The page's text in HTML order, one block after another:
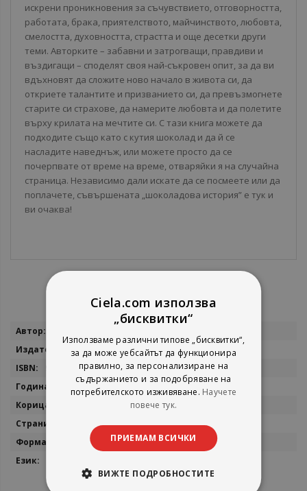
искрени проникновения за съчувствието, отговорността,
работата, брака, приятелството, майчинството, любовта,
смелостта, духовността, страстта и още десетки други
теми. Авторките – забавни и затрогващи, правдиви и
въздигащи – споделят своя най-съкровен опит, за да ви
вдъхновят да сложите ново начало в живота си, да
откриете талантите и призванието си, да превъзмогнете
старите си страхове, да намерите любовта и да полетите
върху крилата на мечтите си. С тази книга можете да
подходите също като с кутия шоколад и да й се
насладите наведнъж, или можете просто да се
почерпвате от време на време, отваряйки я на случайна
страница. Независимо дали искате да се посмеете или да
поплачете, съвършената „шоколадова история” е тук и
ви очаква!
Повече
информация
Пергамент Прес
9789546410771
Ciela.com използва
„бисквитки“
Използваме различни типове „бисквитки“,
за да може уебсайтът да функционира
правилно, за персонализиране на
съдържанието и за подобряване на
потребителското изживяване. Научете
повече тук.
ПРИЕМАМ ВСИЧКИ
ВИЖТЕ ПОДРОБНОСТИТЕ